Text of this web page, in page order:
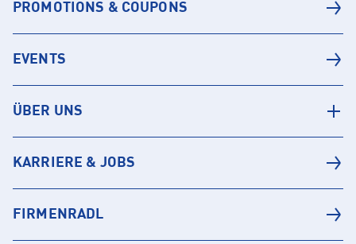
PROMOTIONS & COUPONS
EVENTS
ÜBER UNS
KARRIERE & JOBS
FIRMENRADL